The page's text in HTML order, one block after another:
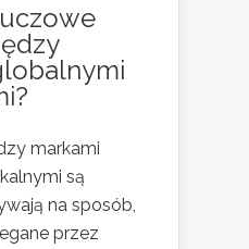
markami
są
na sposób,
przez